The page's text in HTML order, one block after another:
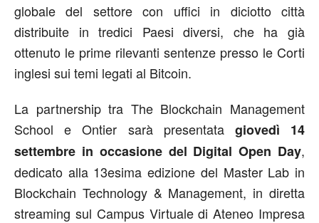
globale del settore con uffici in diciotto città
distribuite in tredici Paesi diversi, che ha già
ottenuto le prime rilevanti sentenze presso le Corti
inglesi sui temi legati al Bitcoin.
La partnership tra The Blockchain Management
School e Ontier sarà presentata giovedì 14
settembre in occasione del Digital Open Day,
dedicato alla 13esima edizione del Master Lab in
Blockchain Technology & Management, in diretta
streaming sul Campus Virtuale di Ateneo Impresa